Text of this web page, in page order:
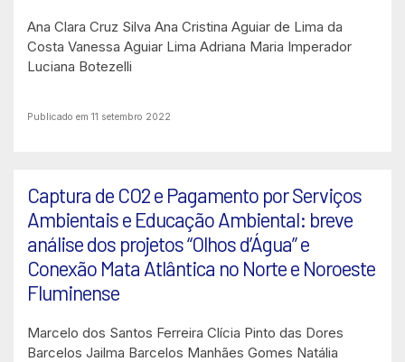
Ana Clara Cruz Silva Ana Cristina Aguiar de Lima da
Costa Vanessa Aguiar Lima Adriana Maria Imperador
Luciana Botezelli
Publicado em 11 setembro 2022
Captura de CO2 e Pagamento por Serviços
Ambientais e Educação Ambiental: breve
análise dos projetos “Olhos d’Água” e
Conexão Mata Atlântica no Norte e Noroeste
Fluminense
Marcelo dos Santos Ferreira Clícia Pinto das Dores
Barcelos Jailma Barcelos Manhães Gomes Natália